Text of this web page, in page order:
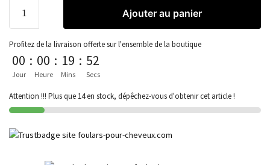
Ajouter au panier
Profitez de la livraison offerte sur l'ensemble de la boutique
00
Jour
: 00
Heure
: 19
Mins
: 52
Secs
Attention !!! Plus que 14 en stock, dépêchez-vous d'obtenir cet article !